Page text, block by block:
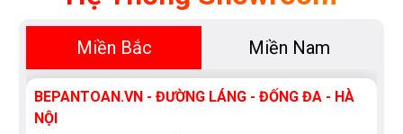
Miền Bắc Miền Nam
BEPANTOAN.VN - ĐƯỜNG LÁNG - ĐỐNG ĐA - HÀ
NỘI